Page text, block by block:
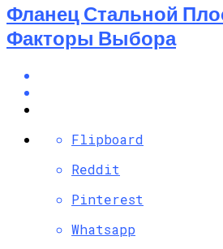
Фланец Стальной
Факторы Выбора
Flipboard
Reddit
Pinterest
Whatsapp